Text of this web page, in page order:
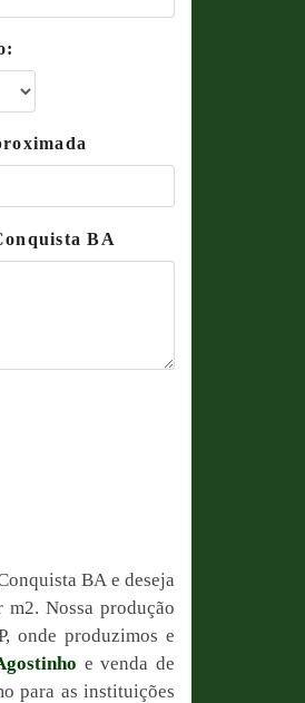
BA
BA e deseja
Nossa produção
onde produzimos e
e venda de
para as instituições